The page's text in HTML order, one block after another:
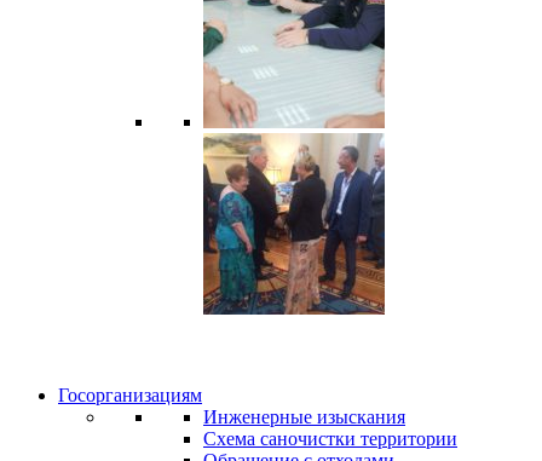
Госорганизациям
Инженерные изыскания
Схема саночистки территории